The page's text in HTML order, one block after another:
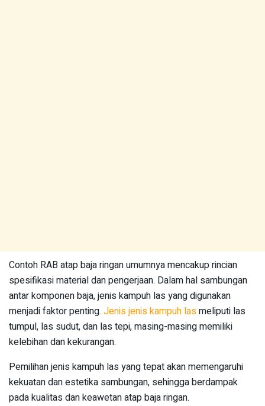
Contoh RAB atap baja ringan umumnya mencakup rincian
spesifikasi material dan pengerjaan. Dalam hal sambungan
antar komponen baja, jenis kampuh las yang digunakan
menjadi faktor penting. Jenis jenis kampuh lasmeliputi las
tumpul, las sudut, dan las tepi, masing-masing memiliki
kelebihan dan kekurangan.
Pemilihan jenis kampuh las yang tepat akan memengaruhi
kekuatan dan estetika sambungan, sehingga berdampak
pada kualitas dan keawetan atap baja ringan.